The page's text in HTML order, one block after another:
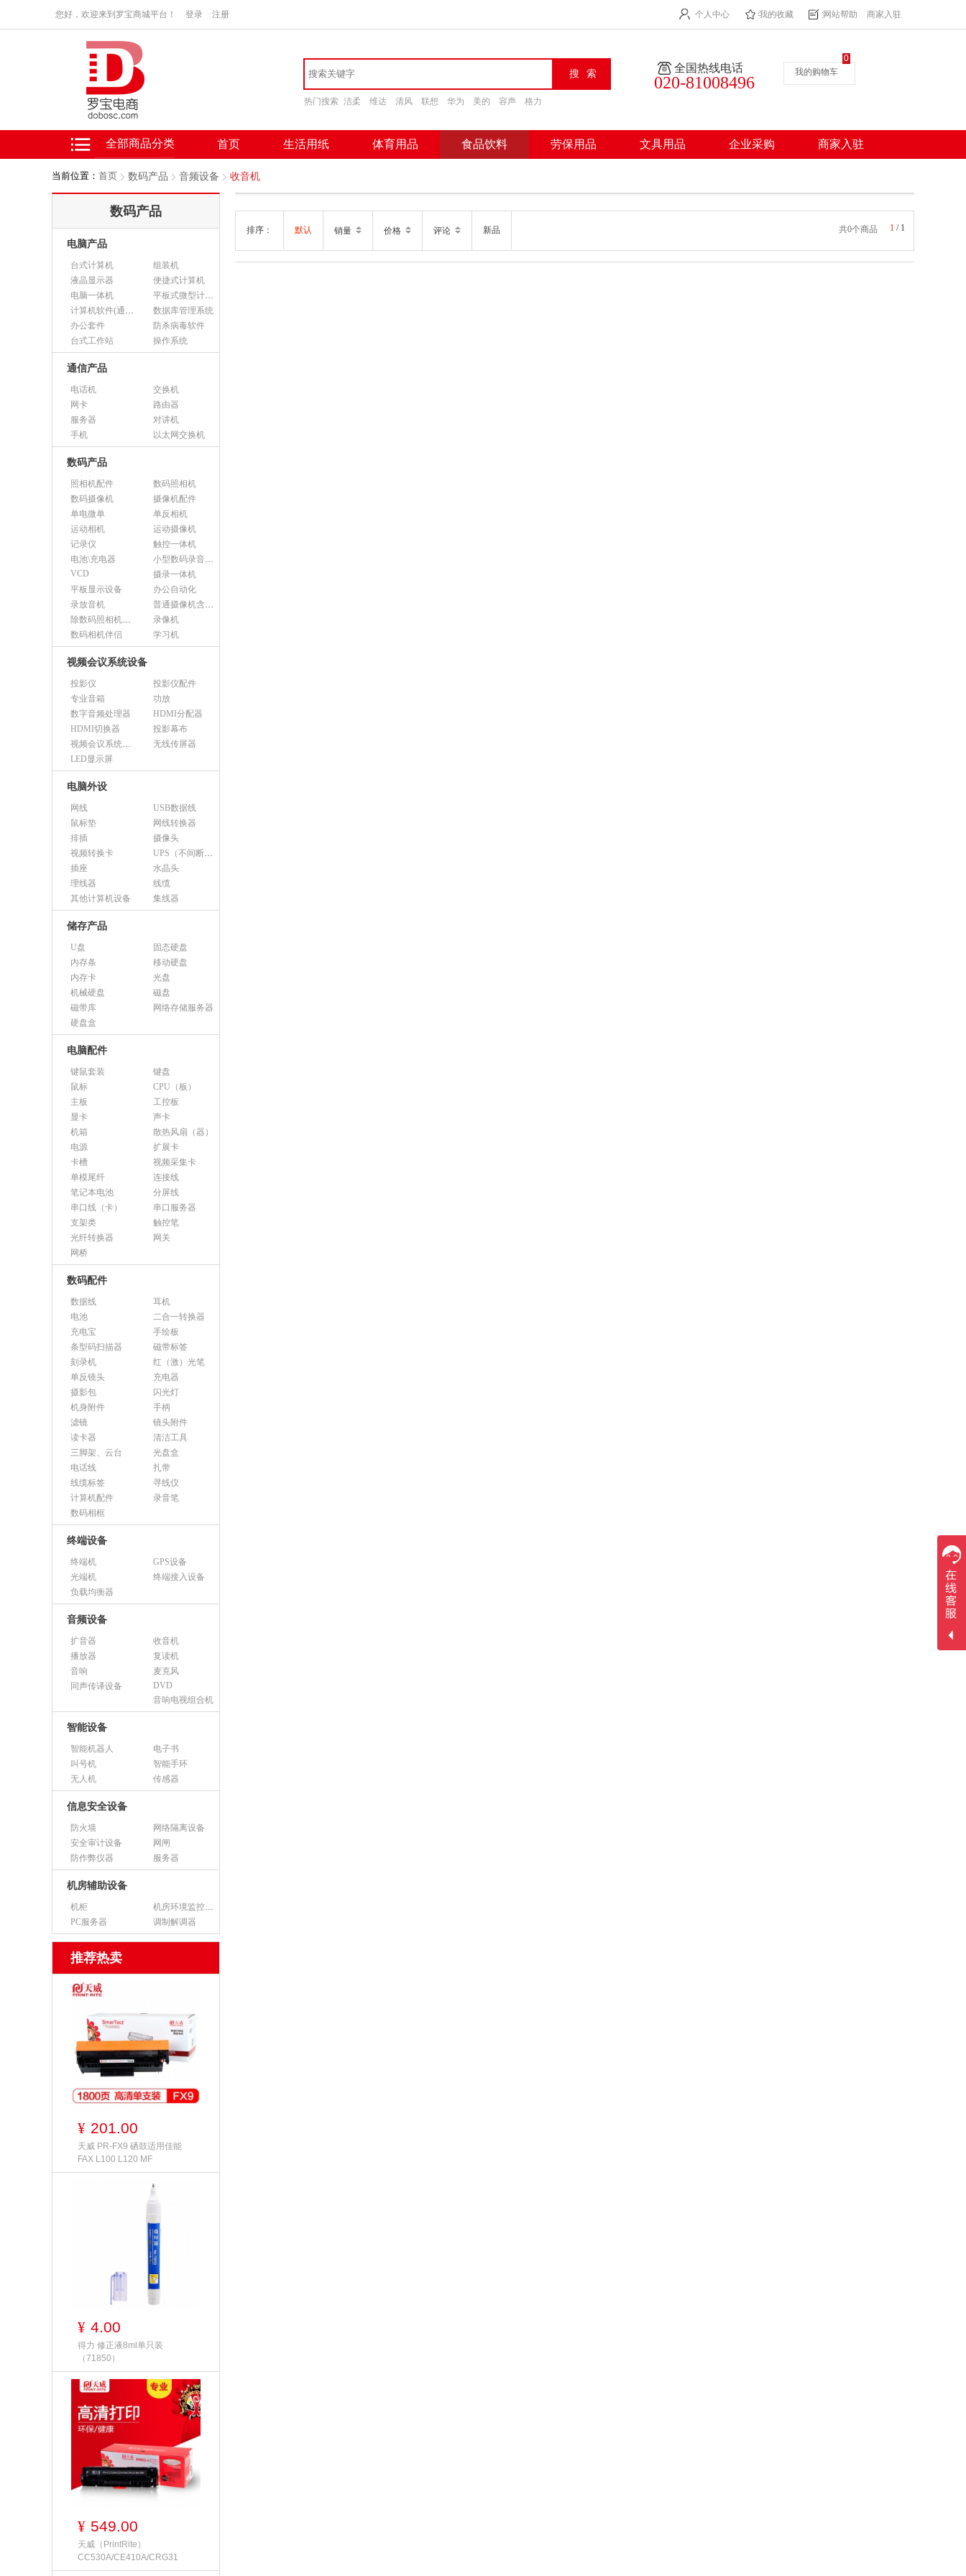
您好，欢迎来到罗宝商城平台！ 登录 注册 个人中心 我的收藏 网站帮助 商家入驻
热门搜索 洁柔 维达 清风 联想 华为 美的 容声 格力
全国热线电话
020-81008496
我的购物车
0
全部商品分类 首页 生活用纸 体育用品 食品饮料 劳保用品 文具用品 企业采购 商家入驻
当前位置： 首页 数码产品 音频设备 收音机
数码产品
电脑产品
台式计算机
组装机
液晶显示器
便捷式计算机
电脑一体机
平板式微型计算机
计算机软件(通用软件)
数据库管理系统
办公套件
防杀病毒软件
台式工作站
操作系统
通信产品
电话机
交换机
网卡
路由器
服务器
对讲机
手机
以太网交换机
数码产品
照相机配件
数码照相机
数码摄像机
摄像机配件
单电微单
单反相机
运动相机
运动摄像机
记录仪
触控一体机
电池\充电器
小型数码录音设备
VCD
摄录一体机
平板显示设备
办公自动化
录放音机
普通摄像机含附件
除数码照相机以外的照相机及器材
录像机
数码相机伴侣
学习机
视频会议系统设备
投影仪
投影仪配件
专业音箱
功放
数字音频处理器
HDMI分配器
HDMI切换器
投影幕布
视频会议系统设备（市采）
无线传屏器
LED显示屏
电脑外设
网线
USB数据线
鼠标垫
网线转换器
排插
摄像头
视频转换卡
UPS（不间断电源）
插座
水晶头
理线器
线缆
其他计算机设备
集线器
储存产品
U盘
固态硬盘
内存条
移动硬盘
内存卡
光盘
机械硬盘
磁盘
磁带库
网络存储服务器
硬盘盒
电脑配件
键鼠套装
键盘
鼠标
CPU（板）
主板
工控板
显卡
声卡
机箱
散热风扇（器）
电源
扩展卡
卡槽
视频采集卡
单模尾纤
连接线
笔记本电池
分屏线
串口线（卡）
串口服务器
支架类
触控笔
光纤转换器
网关
网桥
数码配件
数据线
耳机
电池
二合一转换器
充电宝
手绘板
条型码扫描器
磁带标签
刻录机
红（激）光笔
单反镜头
充电器
摄影包
闪光灯
机身附件
手柄
滤镜
镜头附件
读卡器
清洁工具
三脚架、云台
光盘盒
电话线
扎带
线缆标签
寻线仪
计算机配件
录音笔
数码相框
终端设备
终端机
GPS设备
光端机
终端接入设备
负载均衡器
音频设备
扩音器
收音机
播放器
复读机
音响
麦克风
同声传译设备
DVD
音响电视组合机
智能设备
智能机器人
电子书
叫号机
智能手环
无人机
传感器
信息安全设备
防火墙
网络隔离设备
安全审计设备
网闸
防作弊仪器
服务器
机房辅助设备
机柜
机房环境监控设备
PC服务器
调制解调器
推荐热卖
¥ 201.00
天威 PR-FX9 硒鼓适用佳能
FAX L100 L120 MF
¥ 4.00
得力 修正液8ml单只装
（71850）
¥ 549.00
天威（PrintRite）
CC530A/CE410A/CRG31
排序： 默认 销量 价格 评论 新品 共0个商品 1 / 1